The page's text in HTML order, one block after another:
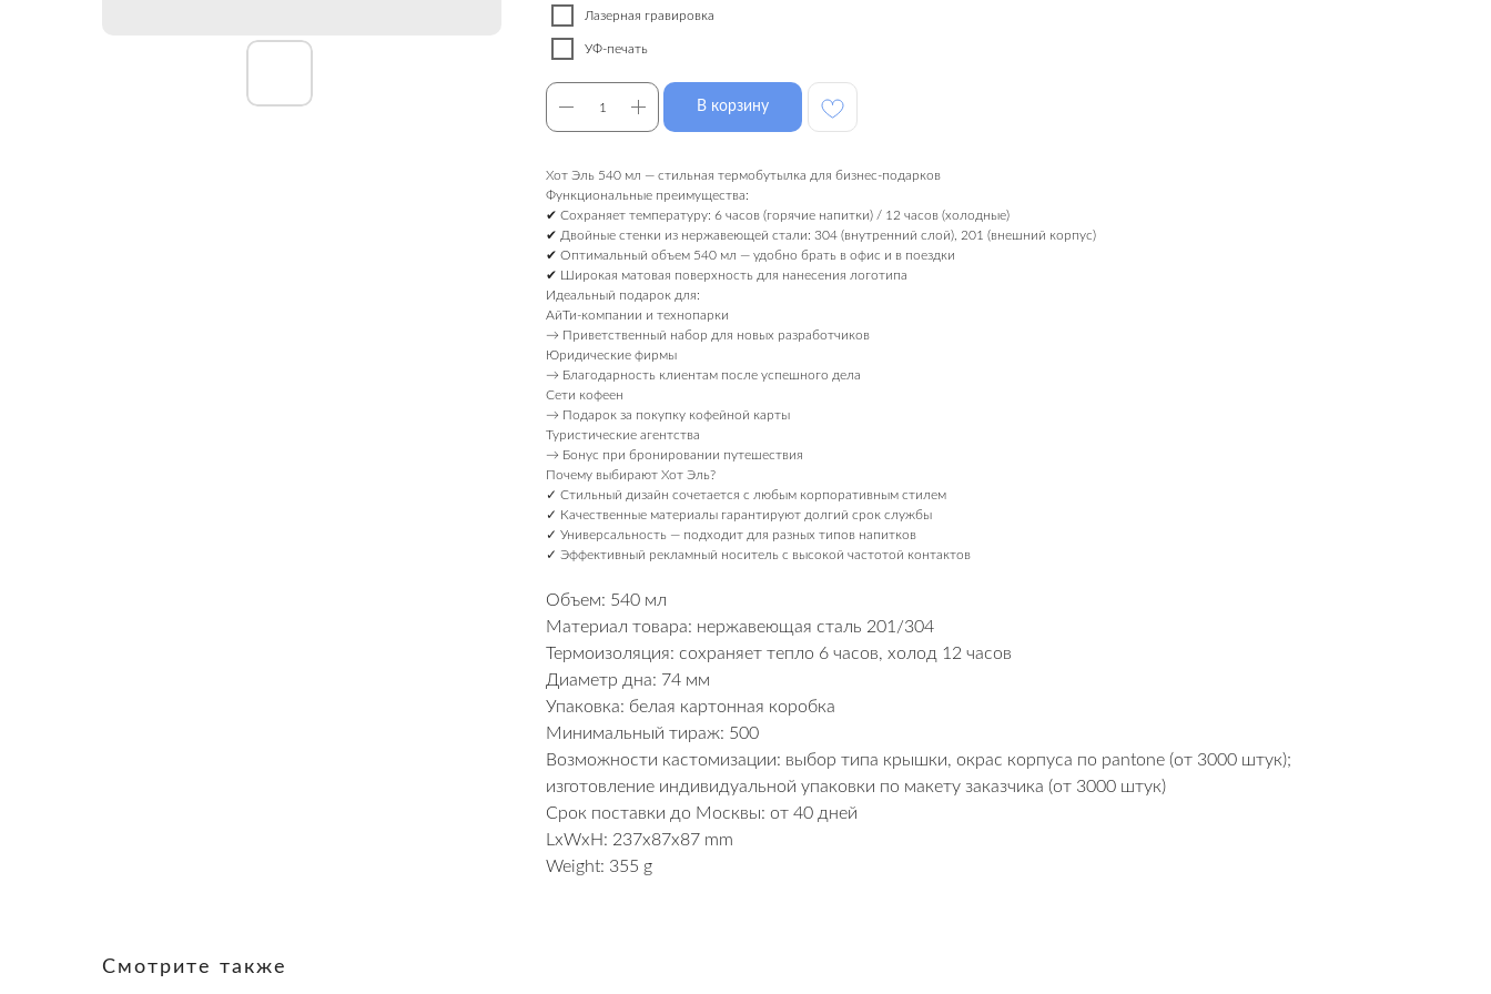
Лазерная гравировка
УФ-печать
В корзину
Хот Эль 540 мл — стильная термобутылка для бизнес-подарков
Функциональные преимущества:
✔ Сохраняет температуру: 6 часов (горячие напитки) / 12 часов (холодные)
✔ Двойные стенки из нержавеющей стали: 304 (внутренний слой), 201 (внешний корпус)
✔ Оптимальный объем 540 мл — удобно брать в офис и в поездки
✔ Широкая матовая поверхность для нанесения логотипа
Идеальный подарок для:
АйТи-компании и технопарки
→ Приветственный набор для новых разработчиков
Юридические фирмы
→ Благодарность клиентам после успешного дела
Сети кофеен
→ Подарок за покупку кофейной карты
Туристические агентства
→ Бонус при бронировании путешествия
Почему выбирают Хот Эль?
✓ Стильный дизайн сочетается с любым корпоративным стилем
✓ Качественные материалы гарантируют долгий срок службы
✓ Универсальность — подходит для разных типов напитков
✓ Эффективный рекламный носитель с высокой частотой контактов
Объем: 540 мл
Материал товара: нержавеющая сталь 201/304
Термоизоляция: сохраняет тепло 6 часов, холод 12 часов
Диаметр дна: 74 мм
Упаковка: белая картонная коробка
Минимальный тираж: 500
Возможности кастомизации: выбор типа крышки, окрас корпуса по pantone (от 3000 штук);
изготовление индивидуальной упаковки по макету заказчика (от 3000 штук)
Срок поставки до Москвы: от 40 дней
LxWxH: 237x87x87 mm
Weight: 355 g
Смотрите также